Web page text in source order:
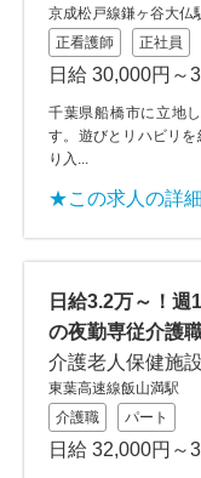
京成松戸線鎌ヶ谷大仏
正看護師
正社員
日給 30,000円～
千葉県船橋市に立地
す。遊びとリハビリ
り入...
★この求人の詳
日給3.2万～！
の夜勤専従介護
介護老人保健施
東葉高速線飯山満駅
介護職
パート
日給 32,000円～